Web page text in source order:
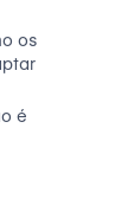
os
é